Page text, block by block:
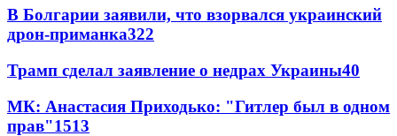
В Болгарии заявили, что взорвался украинский
дрон-приманка322
Трамп сделал заявление о недрах Украины40
МК: Анастасия Приходько: "Гитлер был в одном
прав"1513